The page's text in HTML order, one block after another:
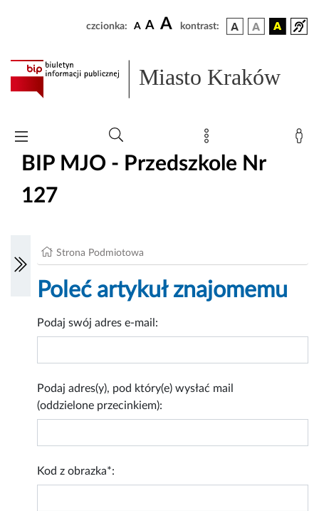
czcionka: A A A kontrast:
Miasto Kraków
BIP MJO - Przedszkole Nr
127
Strona Podmiotowa
Poleć artykuł znajomemu
Podaj swój adres e-mail:
Podaj adres(y), pod który(e) wysłać mail
(oddzielone przecinkiem):
Kod z obrazka*: